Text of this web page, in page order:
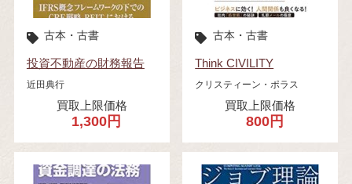
古本・古書
投資不動産の財務報告
近田典行
買取上限価格
1,300円
古本・古書
Think CIVILITY
クリスティーン・ポラス
買取上限価格
800円